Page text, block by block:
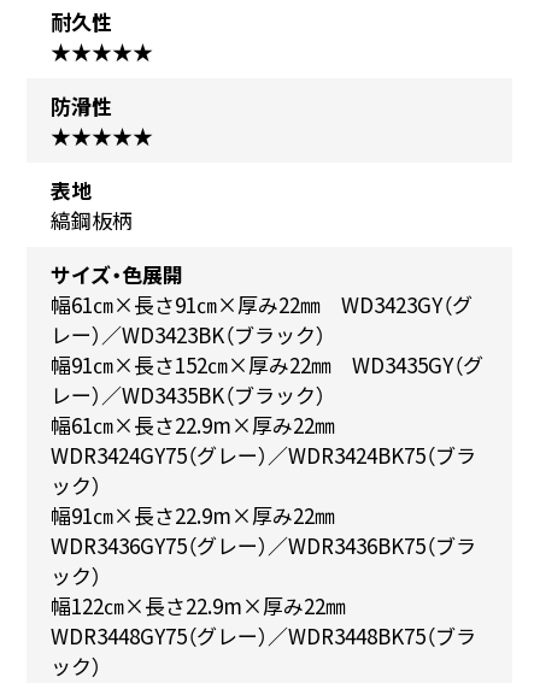
耐久性
★★★★★
防滑性
★★★★★
表地
縞鋼板柄
サイズ・色展開
幅61㎝×長さ91㎝×厚み22㎜ WD3423GY（グ
レー）／WD3423BK（ブラック）
幅91㎝×長さ152㎝×厚み22㎜ WD3435GY（グ
レー）／WD3435BK（ブラック）
幅61㎝×長さ22.9m×厚み22㎜
WDR3424GY75（グレー）／WDR3424BK75（ブラ
ック）
幅91㎝×長さ22.9m×厚み22㎜
WDR3436GY75（グレー）／WDR3436BK75（ブラ
ック）
幅122㎝×長さ22.9m×厚み22㎜
WDR3448GY75（グレー）／WDR3448BK75（ブラ
ック）